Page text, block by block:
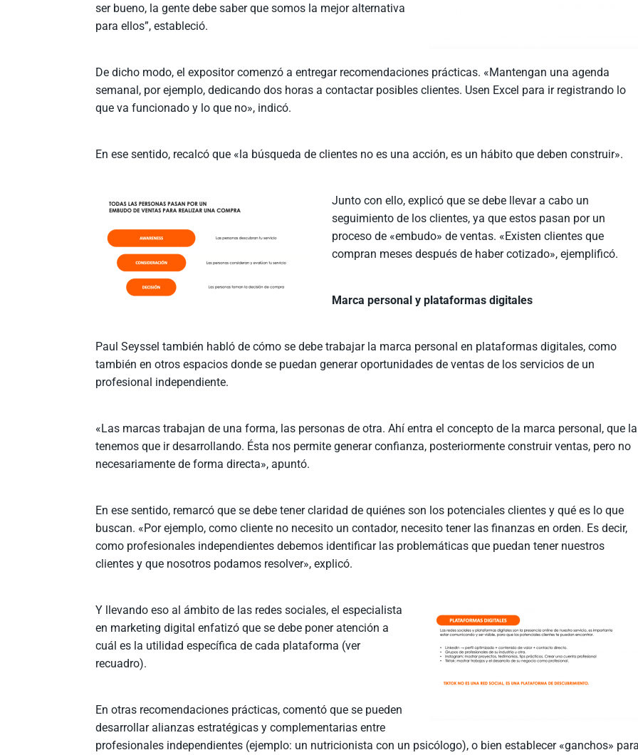
ser bueno, la gente debe saber que somos la mejor alternativa
para ellos”, estableció.
De dicho modo, el expositor comenzó a entregar recomendaciones prácticas. «Mantengan una agenda
semanal, por ejemplo, dedicando dos horas a contactar posibles clientes. Usen Excel para ir registrando lo
que va funcionado y lo que no», indicó.
En ese sentido, recalcó que «la búsqueda de clientes no es una acción, es un hábito que deben construir».
Junto con ello, explicó que se debe llevar a cabo un
seguimiento de los clientes, ya que estos pasan por un
proceso de «embudo» de ventas. «Existen clientes que
compran meses después de haber cotizado», ejemplificó.
Marca personal y plataformas digitales
Paul Seyssel también habló de cómo se debe trabajar la marca personal en plataformas digitales, como
también en otros espacios donde se puedan generar oportunidades de ventas de los servicios de un
profesional independiente.
«Las marcas trabajan de una forma, las personas de otra. Ahí entra el concepto de la marca personal, que la
tenemos que ir desarrollando. Ésta nos permite generar confianza, posteriormente construir ventas, pero no
necesariamente de forma directa», apuntó.
En ese sentido, remarcó que se debe tener claridad de quiénes son los potenciales clientes y qué es lo que
buscan. «Por ejemplo, como cliente no necesito un contador, necesito tener las finanzas en orden. Es decir,
como profesionales independientes debemos identificar las problemáticas que puedan tener nuestros
clientes y que nosotros podamos resolver», explicó.
Y llevando eso al ámbito de las redes sociales, el especialista
en marketing digital enfatizó que se debe poner atención a
cuál es la utilidad específica de cada plataforma (ver
recuadro).
En otras recomendaciones prácticas, comentó que se pueden
desarrollar alianzas estratégicas y complementarias entre
profesionales independientes (ejemplo: un nutricionista con un psicólogo), o bien establecer «ganchos»